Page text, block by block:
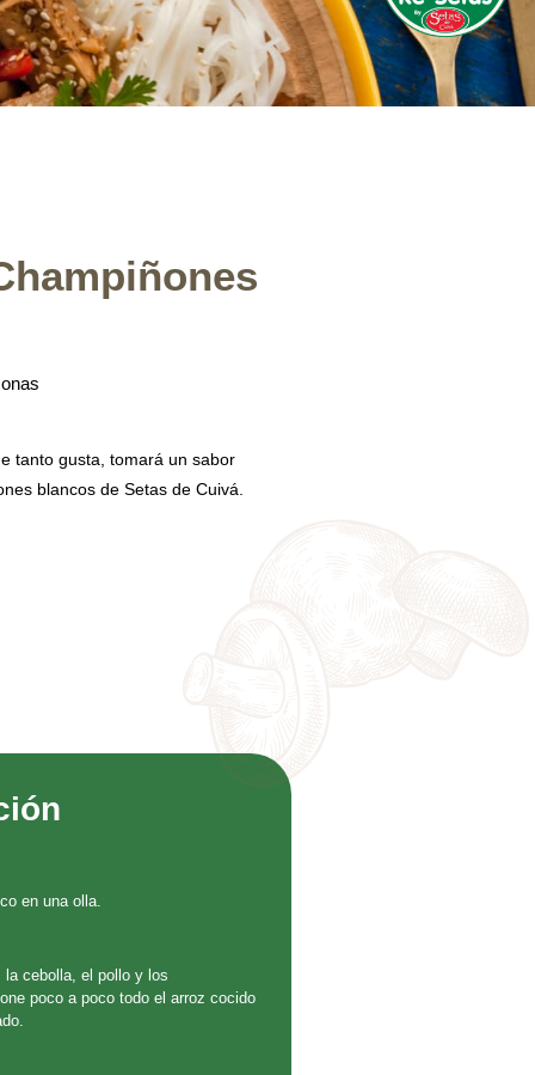
tanto gusta, tomará un sabor
blancos de Setas de Cuivá.
en una olla.
la cebolla, el pollo y los
poco a poco todo el arroz cocido